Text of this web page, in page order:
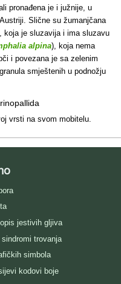
pronađena je i južnije, u
Slične su žumanjčana
koja je sluzavija i ima sluzavu
alpina), koja nema
i povezana je sa zelenim
smještenih u podnožju
vrsti na svom mobitelu.
jestivih gljiva
trovanja
simbola
kodovi boje